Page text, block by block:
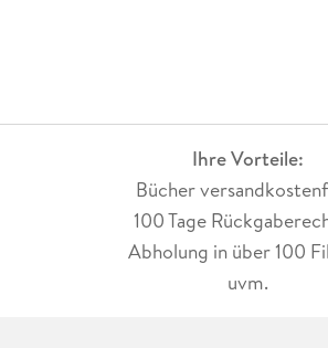
Ihre Vorteile:
Bücher
100 Tage
Abholung in über 100
uvm.